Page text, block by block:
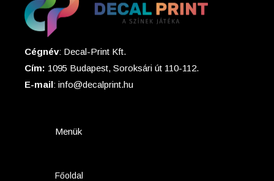
Cégnév: Decal-Print Kft.
Cím: 1095 Budapest, Soroksári út 110-112.
E-mail: info@decalprint.hu
Menük
Főoldal